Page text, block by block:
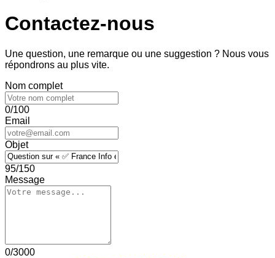
Contactez-nous
Une question, une remarque ou une suggestion ? Nous vous
répondrons au plus vite.
Nom complet
0/100
Email
Objet
95/150
Message
0/3000